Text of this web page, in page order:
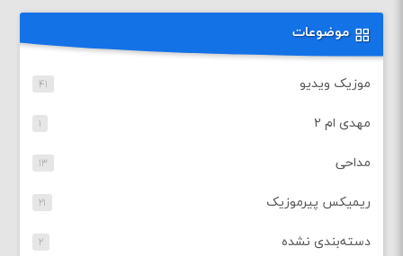
موضوعات
موزیک ویدیو ۴۱
مهدی ام ۲ ۱
مداحی ۱۳
ریمیکس پیرموزیک ۲۱
دسته‌بندی نشده ۲